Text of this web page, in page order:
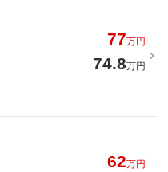
77万円
74.8万円
62万円